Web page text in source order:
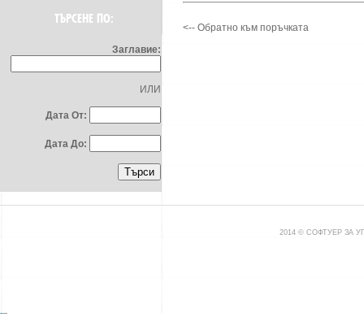
ТЪРСЕНЕ ПО:
Заглавие:
ИЛИ
Дата От:
Дата До:
<-- Обратно към поръчката
2014 © СОФТУЕР ЗА